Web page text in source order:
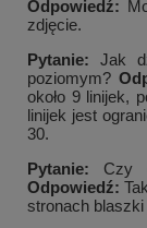
Odpowiedź:
zdjęcie.
Pytanie: Jak
poziomym?
około 9 linijek,
linijek jest
30.
Pytanie: Czy
Odpowiedź:
stronach blaszki